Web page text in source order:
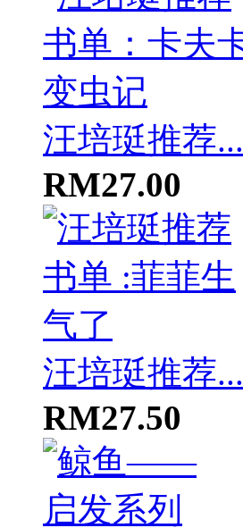
汪培珽推荐...
RM27.00
汪培珽推荐...
RM27.50